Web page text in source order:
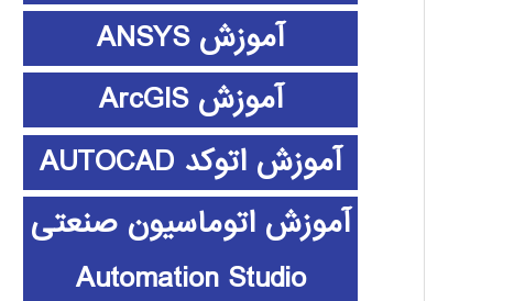
آموزش ANSYS
آموزش ArcGIS
آموزش اتوکد AUTOCAD
آموزش اتوماسیون صنعتی
Automation Studio